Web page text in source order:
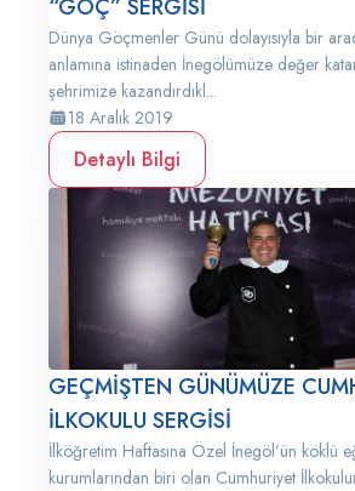
“GÖÇ” SERGİSİ
Dünya Göçmenler Günü dolayısıyla bir
anlamına istinaden İnegölümüze değer
şehrimize kazandırdıkl...
18 Aralık 2019
Detaylı Bilgi
GEÇMİŞTEN GÜNÜMÜZE
İLKOKULU SERGİSİ
İlköğretim Haftasına Özel İnegöl’ün köklü
kurumlarından biri olan Cumhuriyet